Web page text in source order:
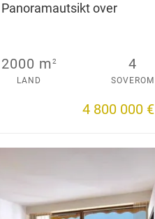
over
2000 m2
LAND
4
SOVEROM
4 800 000 €